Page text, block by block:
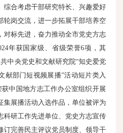
综合考虑干部研究特长、兴趣爱好
轮岗交流，进一步拓展干部培养空
对标先进，奋力推动全市党史方志
年获国家级、省级荣誉6项，其
中央党史和文献研究院“知史爱党
部门短视频展播”活动短片类入
中国地方志工作办公室组织开展
集展播活动入选作品，单位被评为
科研工作先进单位、党史方志宣传
订完善民主评议党员制度、领导干